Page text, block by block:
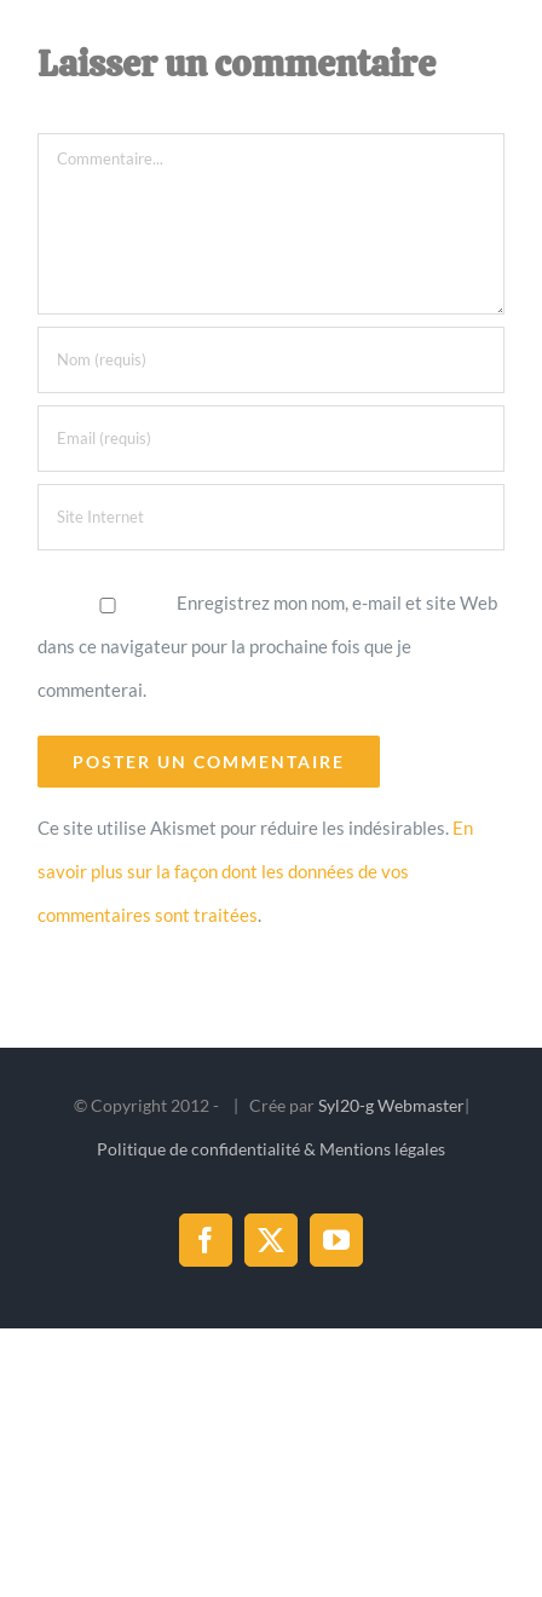
Laisser un commentaire
Commentaire
Enregistrez mon nom, e-mail et site Web
dans ce navigateur pour la prochaine fois que je
commenterai.
Ce site utilise Akismet pour réduire les indésirables. En
savoir plus sur la façon dont les données de vos
commentaires sont traitées.
© Copyright 2012 - | Crée par Syl20-g Webmaster|
Politique de confidentialité & Mentions légales
Facebook
X YouTube